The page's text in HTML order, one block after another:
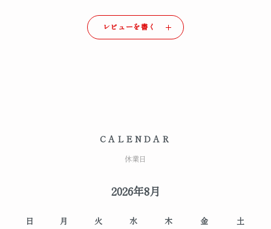
レビューを書く
CALENDAR
休業日
2026年8月
日 月 火 水 木 金
土